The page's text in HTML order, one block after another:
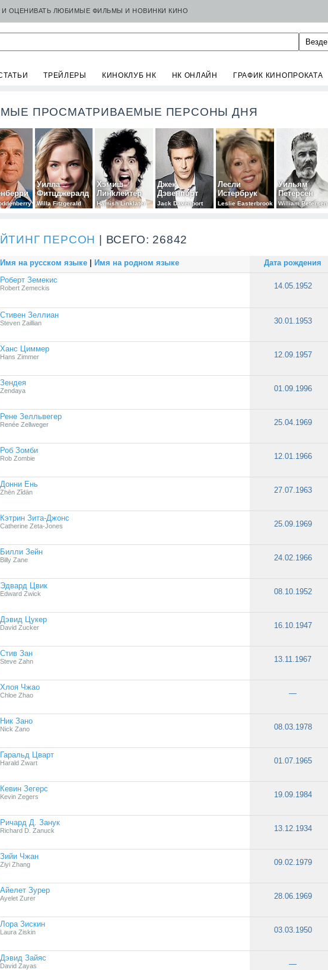
И ОЦЕНИВАТЬ ЛЮБИМЫЕ ФИЛЬМЫ И НОВИНКИ КИНО
ТРЕЙЛЕРЫ КИНОКЛУБ НК НК ОНЛАЙН ГРАФИК КИНОПРОКАТА
ПРОСМАТРИВАЕМЫЕ ПЕРСОНЫ ДНЯ
Уилла
Фитцджералд
Willa Fitzgerald
Хэмиш
Линклейтер
Hamish Linklater
Джек
Дэвенпорт
Jack Davenport
Лесли
Истербрук
Leslie Easterbrook
Уильям
Петерсен
William Petersen
ПЕРСОН | ВСЕГО: 26842
Имя на русском языке Имя на родном языке
Дата рождения
Роберт Земекис
Robert Zemeckis 14.05.1952
Стивен Зеллиан
Steven Zaillian 30.01.1953
Ханс Циммер
Hans Zimmer 12.09.1957
Зендея
Zendaya 01.09.1996
Рене Зелльвегер
Renée Zellweger 25.04.1969
Роб Зомби
Rob Zombie 12.01.1966
Донни Ень
Zhēn Zǐdān 27.07.1963
Кэтрин Зита-Джонс
Catherine Zeta-Jones 25.09.1969
Билли Зейн
Billy Zane 24.02.1966
Эдвард Цвик
Edward Zwick 08.10.1952
Дэвид Цукер
David Zucker 16.10.1947
Стив Зан
Steve Zahn 13.11.1967
Хлоя Чжао
Chloe Zhao —
Ник Зано
Nick Zano 08.03.1978
Гаральд Цварт
Harald Zwart 01.07.1965
Кевин Зегерс
Kevin Zegers 19.09.1984
Ричард Д. Занук
Richard D. Zanuck 13.12.1934
Зийи Чжан
Ziyi Zhang 09.02.1979
Айелет Зурер
Ayelet Zurer 28.06.1969
Лора Зискин
Laura Ziskin 03.03.1950
Дэвид Зайяс
David Zayas —